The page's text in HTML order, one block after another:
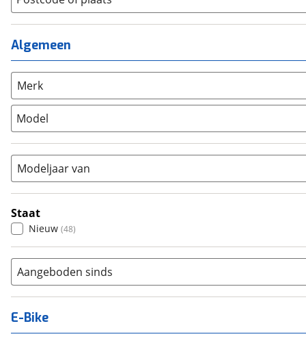
Kinderfiets (0)
Ligfiets (0)
Mountainbike
Overig (0)
Racefiets
Stadsfiets (0)
Tandem
Meisjes
Algemeen
Merk
Model
Modeljaar van
Staat
Nieuw (48)
Aangeboden sinds
E-Bike